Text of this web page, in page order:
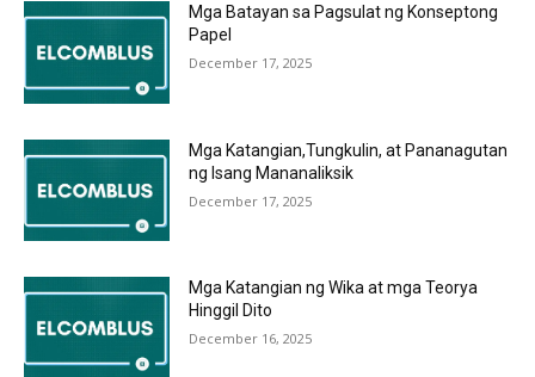
Mga Batayan sa Pagsulat ng Konseptong
Papel
December 17, 2025
Mga Katangian,Tungkulin, at Pananagutan
ng Isang Mananaliksik
December 17, 2025
Mga Katangian ng Wika at mga Teorya
Hinggil Dito
December 16, 2025